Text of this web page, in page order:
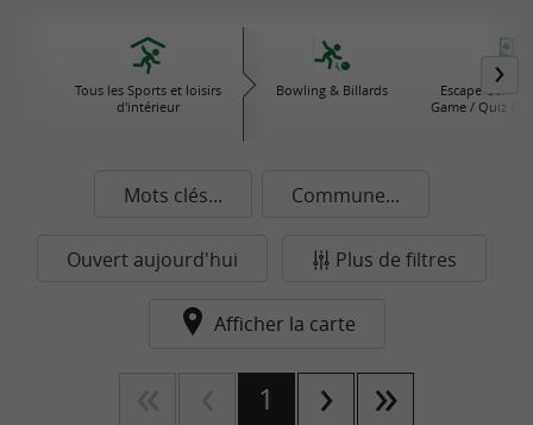
Tous les Sports et loisirs
d'intérieur
Bowling & Billards
Escape Game /
Game / Quiz
Mots clés... Commune...
Ouvert aujourd'hui Plus de filtres
Afficher la carte
1